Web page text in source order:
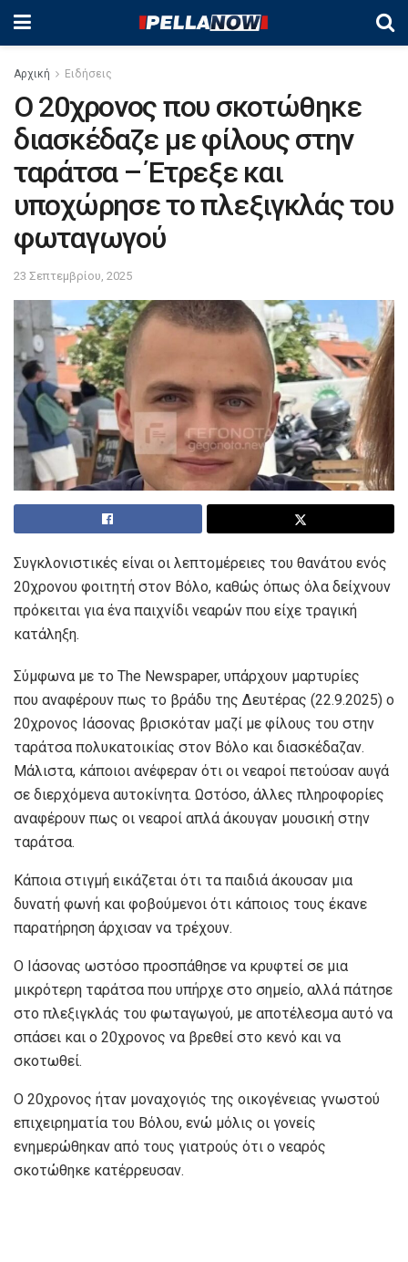
Αρχική Ειδήσεις
Ο 20χρονος που σκοτώθηκε
διασκέδαζε με φίλους στην
ταράτσα – Έτρεξε και
υποχώρησε το πλεξιγκλάς του
φωταγωγού
23 Σεπτεμβρίου, 2025
Συγκλονιστικές είναι οι λεπτομέρειες του θανάτου ενός
20χρονου φοιτητή στον Βόλο, καθώς όπως όλα δείχνουν
πρόκειται για ένα παιχνίδι νεαρών που είχε τραγική
κατάληξη.
Σύμφωνα με το The Newspaper, υπάρχουν μαρτυρίες
που αναφέρουν πως το βράδυ της Δευτέρας (22.9.2025) ο
20χρονος Ιάσονας βρισκόταν μαζί με φίλους του στην
ταράτσα πολυκατοικίας στον Βόλο και διασκέδαζαν.
Μάλιστα, κάποιοι ανέφεραν ότι οι νεαροί πετούσαν αυγά
σε διερχόμενα αυτοκίνητα. Ωστόσο, άλλες πληροφορίες
αναφέρουν πως οι νεαροί απλά άκουγαν μουσική στην
ταράτσα.
Κάποια στιγμή εικάζεται ότι τα παιδιά άκουσαν μια
δυνατή φωνή και φοβούμενοι ότι κάποιος τους έκανε
παρατήρηση άρχισαν να τρέχουν.
Ο Ιάσονας ωστόσο προσπάθησε να κρυφτεί σε μια
μικρότερη ταράτσα που υπήρχε στο σημείο, αλλά πάτησε
στο πλεξιγκλάς του φωταγωγού, με αποτέλεσμα αυτό να
σπάσει και ο 20χρονος να βρεθεί στο κενό και να
σκοτωθεί.
Ο 20χρονος ήταν μοναχογιός της οικογένειας γνωστού
επιχειρηματία του Βόλου, ενώ μόλις οι γονείς
ενημερώθηκαν από τους γιατρούς ότι ο νεαρός
σκοτώθηκε κατέρρευσαν.